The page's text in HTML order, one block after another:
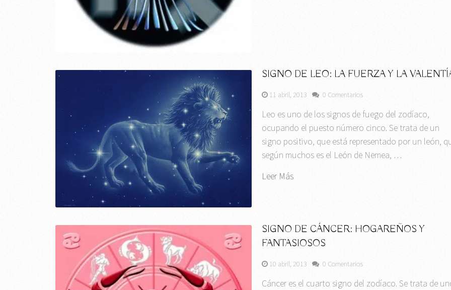
SIGNO DE LEO: LA FUERZA Y LA
11 abril, 2013 0 Comentarios
Leo es uno de los signos de fuego del zodíaco,
ocupando el puesto número cinco. Se trata de un
signo positivo, que está representado por un león,
según muchos es el León de Nemea, …
Leer Más
SIGNO DE CÁNCER: HOGAREÑOS Y
FANTASIOSOS
10 abril, 2013 0 Comentarios
Cáncer es el cuarto signo del zodíaco. Se trata de